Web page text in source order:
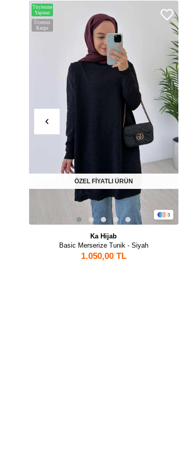
3
Ka Hijab
Basic Merserize Tunik - Siyah
1.050,00 TL
Ücretsiz
Kargo
Tüylenme
Yapmaz
ÖZEL FİYATLI ÜRÜN